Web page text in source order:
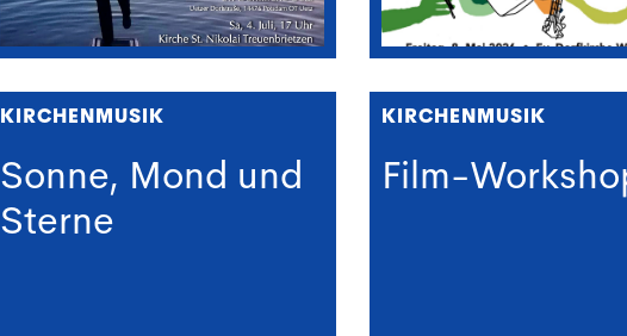
KIRCHENMUSIK
Sonne, Mond und
Sterne
KIRCHENMUSIK
Film-